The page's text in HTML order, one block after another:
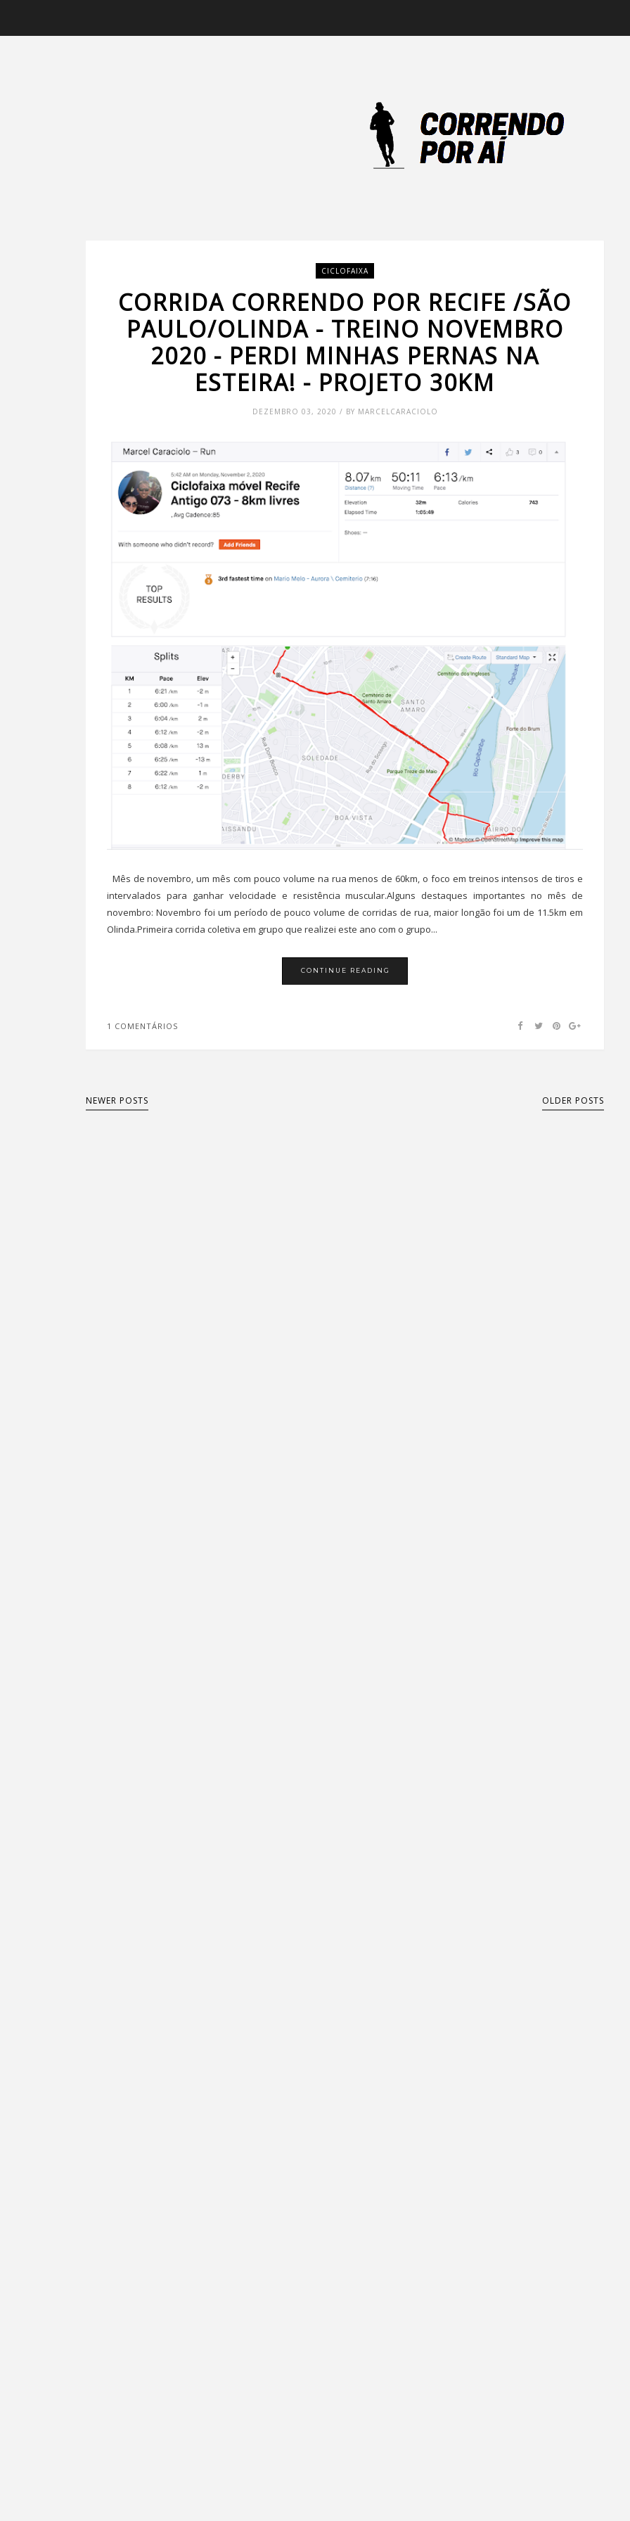
CICLOFAIXA
CORRIDA CORRENDO POR RECIFE /SÃO
PAULO/OLINDA - TREINO NOVEMBRO
2020 - PERDI MINHAS PERNAS NA
ESTEIRA! - PROJETO 30KM
DEZEMBRO 03, 2020 / BY MARCELCARACIOLO
Mês de novembro, um mês com pouco volume na rua menos de 60km, o foco em treinos intensos de tiros e
intervalados para ganhar velocidade e resistência muscular.Alguns destaques importantes no mês de
novembro: Novembro foi um período de pouco volume de corridas de rua, maior longão foi um de 11.5km em
Olinda.Primeira corrida coletiva em grupo que realizei este ano com o grupo...
CONTINUE READING
1 COMENTÁRIOS
NEWER POSTS OLDER POSTS